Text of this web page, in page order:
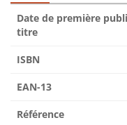
Date de première
titre
ISBN
EAN-13
Référence